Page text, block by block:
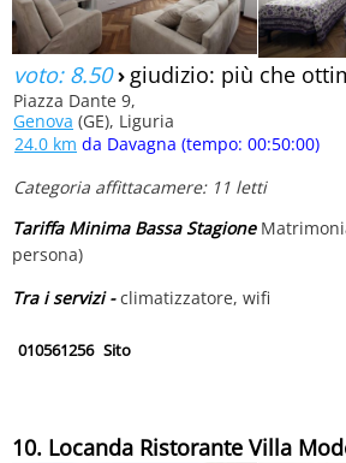
voto: 8.50› giudizio: più che
Piazza Dante 9,
Genova (GE), Liguria
24.0 km da Davagna (tempo: 00:50:00)
Categoria affittacamere: 11 letti
Tariffa Minima Bassa Stagione
persona)
Tra i servizi -climatizzatore, wifi
010561256 Sito
10. Locanda Ristorante Villa